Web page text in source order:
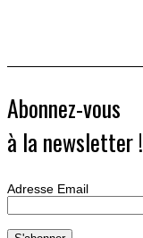
Abonnez-vous
à la newsletter !
Adresse Email